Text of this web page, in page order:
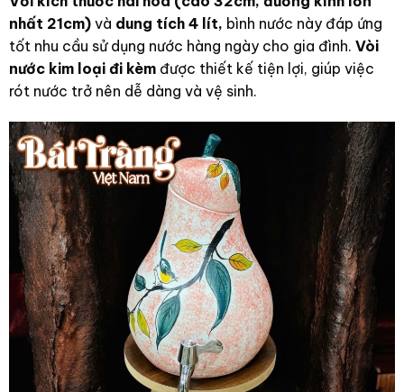
nhất 21cm) và dung tích 4 lít, bình nước này đáp ứng
tốt nhu cầu sử dụng nước hàng ngày cho gia đình. Vòi
nước kim loại đi kèmđược thiết kế tiện lợi, giúp việc
rót nước trở nên dễ dàng và vệ sinh.